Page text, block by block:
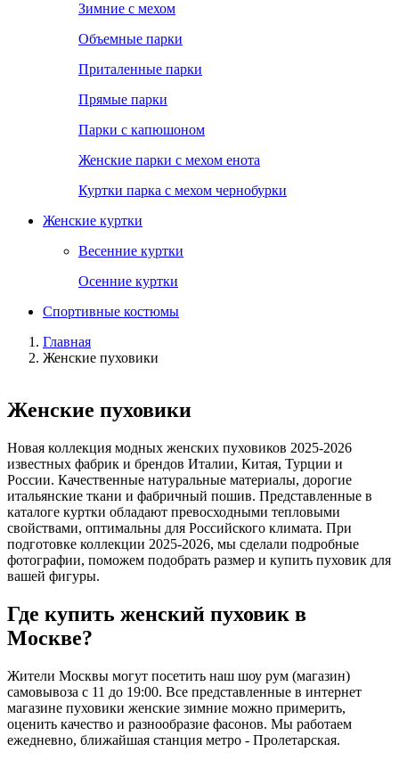
Зимние с мехом
Объемные парки
Приталенные парки
Прямые парки
Парки с капюшоном
Женские парки с мехом енота
Куртки парка с мехом чернобурки
Женские куртки
Весенние куртки
Осенние куртки
Спортивные костюмы
Главная
Женские пуховики
Женские пуховики
Новая коллекция модных женских пуховиков 2025-2026
известных фабрик и брендов Италии, Китая, Турции и
России. Качественные натуральные материалы, дорогие
итальянские ткани и фабричный пошив. Представленные в
каталоге куртки обладают превосходными тепловыми
свойствами, оптимальны для Российского климата. При
подготовке коллекции 2025-2026, мы сделали подробные
фотографии, поможем подобрать размер и купить пуховик для
вашей фигуры.
Где купить женский пуховик в
Москве?
Жители Москвы могут посетить наш шоу рум (магазин)
самовывоза с 11 до 19:00. Все представленные в интернет
магазине пуховики женские зимние можно примерить,
оценить качество и разнообразие фасонов. Мы работаем
ежедневно, ближайшая станция метро - Пролетарская.